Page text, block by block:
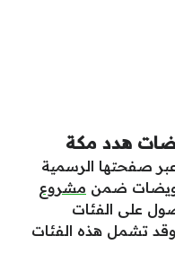
هدد مكة
صفحتها الرسمية
ضمن مشروع
على الفئات
تشمل هذه الفئات